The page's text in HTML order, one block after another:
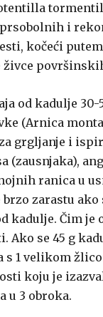
i
kočeći
živce
od kadulje
(Arnica
grgljanje i
(zausnjaka),
ranica u
brzo zarastu
kadulje. Čim je
Ako se 45 g
1 velikom
koju je
u 3 obroka.